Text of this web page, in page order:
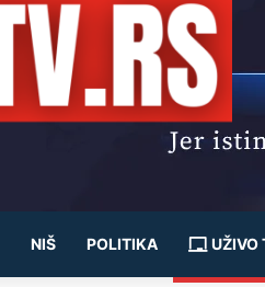
NIŠ POLITIKA UŽIVO